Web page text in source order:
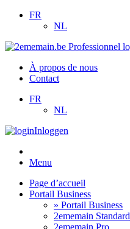
FR
NL
À propos de nous
Contact
FR
NL
Inloggen
Menu
Page d’accueil
Portail Business
» Portail Business
2ememain Standard
2ememain Pro